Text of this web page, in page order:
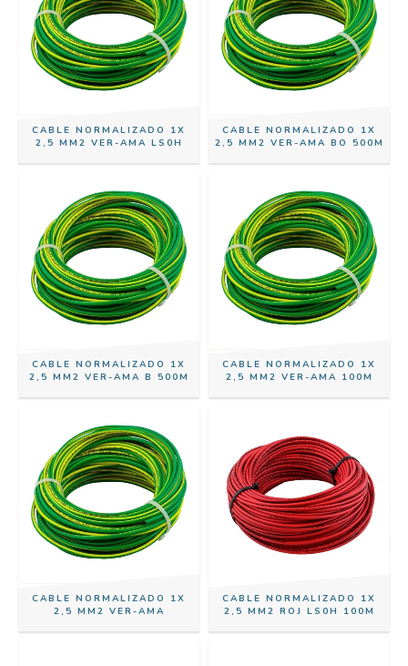
CABLE NORMALIZADO 1X
2,5 MM2 VER-AMA LS0H
CABLE NORMALIZADO 1X
2,5 MM2 VER-AMA BO 500M
CABLE NORMALIZADO 1X
2,5 MM2 VER-AMA B 500M
CABLE NORMALIZADO 1X
2,5 MM2 VER-AMA 100M
CABLE NORMALIZADO 1X
2,5 MM2 VER-AMA
CABLE NORMALIZADO 1X
2,5 MM2 ROJ LS0H 100M